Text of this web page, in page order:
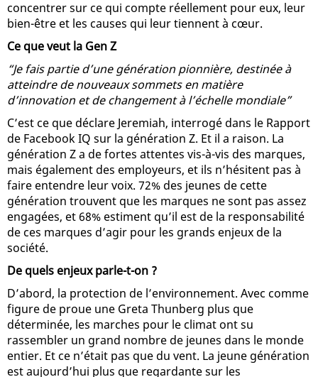
concentrer sur ce qui compte réellement pour eux, leur
bien-être et les causes qui leur tiennent à cœur.
Ce que veut la Gen Z
“Je fais partie d’une génération pionnière, destinée à
atteindre de nouveaux sommets en matière
d’innovation et de changement à l’échelle mondiale”
C’est ce que déclare Jeremiah, interrogé dans le Rapport
de Facebook IQ sur la génération Z. Et il a raison. La
génération Z a de fortes attentes vis-à-vis des marques,
mais également des employeurs, et ils n’hésitent pas à
faire entendre leur voix. 72% des jeunes de cette
génération trouvent que les marques ne sont pas assez
engagées, et 68% estiment qu’il est de la responsabilité
de ces marques d’agir pour les grands enjeux de la
société.
De quels enjeux parle-t-on ?
D’abord, la protection de l’environnement. Avec comme
figure de proue une Greta Thunberg plus que
déterminée, les marches pour le climat ont su
rassembler un grand nombre de jeunes dans le monde
entier. Et ce n’était pas que du vent. La jeune génération
est aujourd’hui plus que regardante sur les